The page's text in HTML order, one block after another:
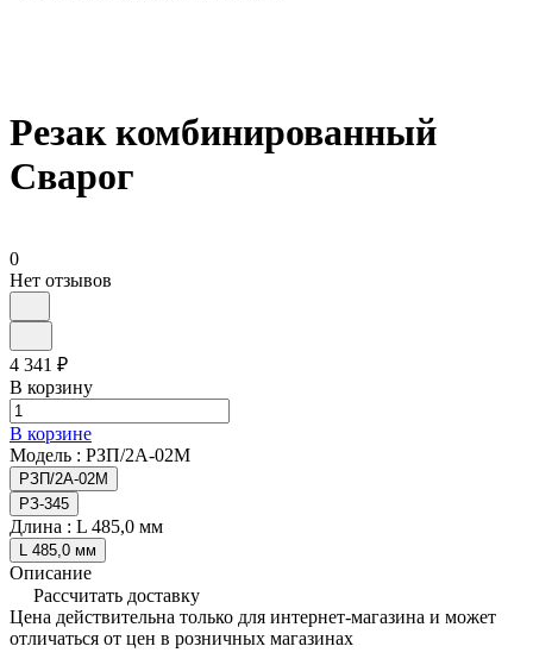
Резак комбинированный
Сварог
0
Нет отзывов
4 341 ₽
В корзину
В корзине
Модель : РЗП/2А-02М
РЗП/2А-02М
РЗ-345
Длина : L 485,0 мм
L 485,0 мм
Описание
Рассчитать доставку
Цена действительна только для интернет-магазина и может
отличаться от цен в розничных магазинах